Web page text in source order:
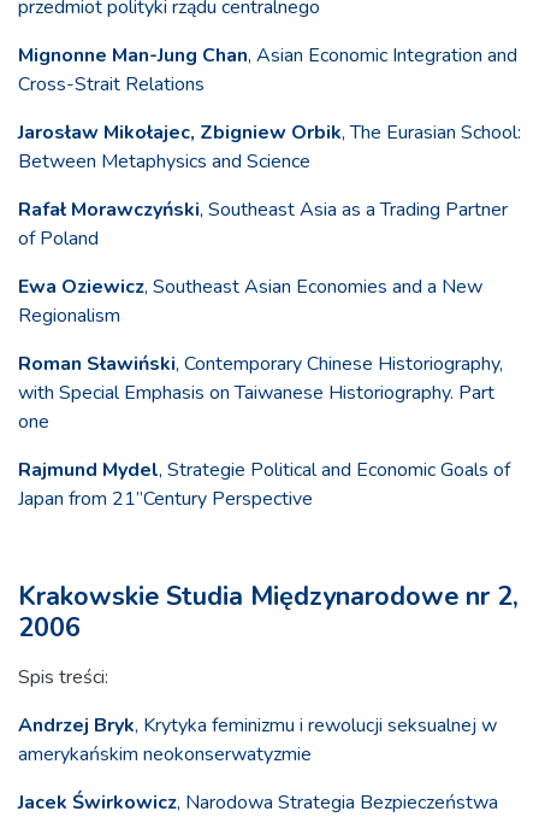
przedmiot polityki rządu centralnego
Mignonne Man-Jung Chan, Asian Economic Integration and
Cross-Strait Relations
Jarosław Mikołajec, Zbigniew Orbik, The Eurasian School:
Between Metaphysics and Science
Rafał Morawczyński, Southeast Asia as a Trading Partner
of Poland
Ewa Oziewicz, Southeast Asian Economies and a New
Regionalism
Roman Sławiński, Contemporary Chinese Historiography,
with Special Emphasis on Taiwanese Historiography. Part
one
Rajmund Mydel, Strategie Political and Economic Goals of
Japan from 21”Century Perspective
Krakowskie Studia Międzynarodowe nr 2,
2006
Spis treści:
Andrzej Bryk, Krytyka feminizmu i rewolucji seksualnej w
amerykańskim neokonserwatyzmie
Jacek Świrkowicz, Narodowa Strategia Bezpieczeństwa